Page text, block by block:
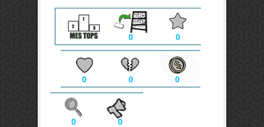
0 0
0 0 0
0 0